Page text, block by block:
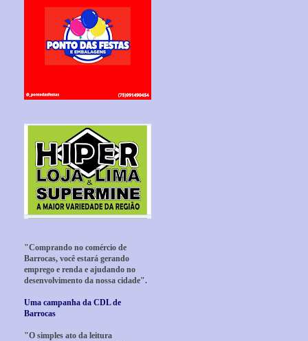
"Comprando no comércio de
Barrocas, você estará gerando
emprego e renda e ajudando no
desenvolvimento da nossa cidade".
Uma campanha da CDL de
Barrocas
"O simples ato da leitura